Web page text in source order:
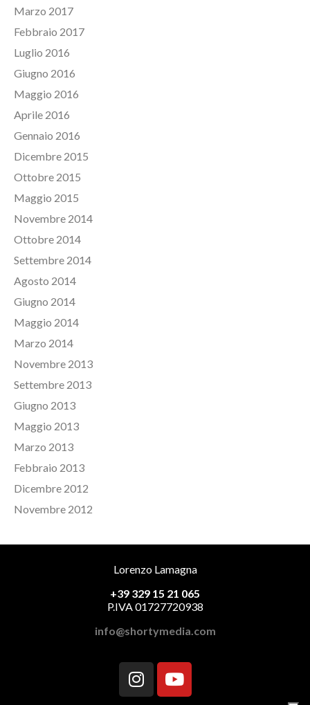
Marzo 2017
Febbraio 2017
Luglio 2016
Giugno 2016
Maggio 2016
Aprile 2016
Gennaio 2016
Dicembre 2015
Ottobre 2015
Maggio 2015
Novembre 2014
Ottobre 2014
Settembre 2014
Agosto 2014
Giugno 2014
Maggio 2014
Marzo 2014
Novembre 2013
Settembre 2013
Giugno 2013
Maggio 2013
Marzo 2013
Febbraio 2013
Dicembre 2012
Novembre 2012
Lorenzo Lamagna
+39 329 15 21 065
P.IVA 01727720938
info@shortymedia.com